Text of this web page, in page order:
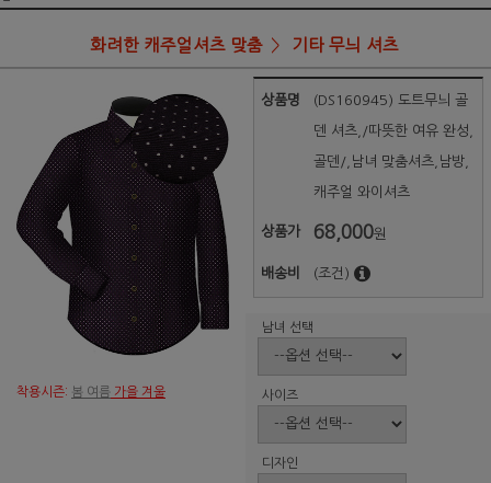
화려한 캐주얼셔츠 맞춤 기타 무늬 셔츠
착용시즌: 봄 여름 가을 겨울
상품명 (DS160945) 도트무늬 골
덴 셔츠,/따뜻한 여유 완성,
골덴/,남녀 맞춤셔츠,남방,
캐주얼 와이셔츠
상품가 68,000원
배송비 (조건)
남녀 선택
사이즈
디자인